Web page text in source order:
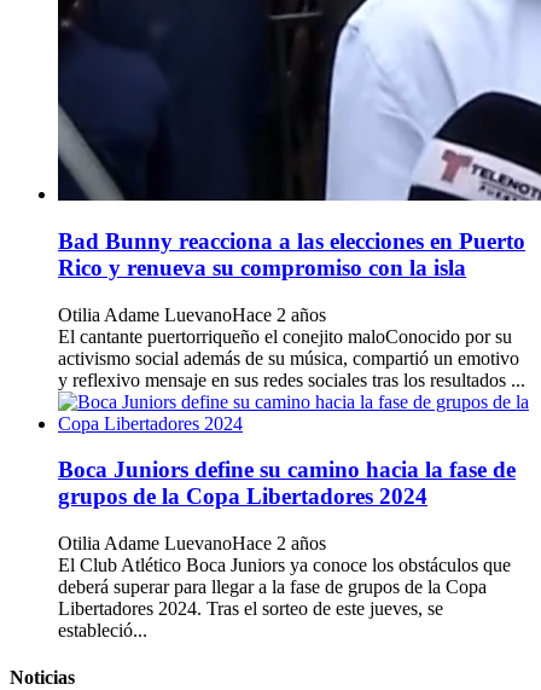
Bad Bunny reacciona a las elecciones en Puerto
Rico y renueva su compromiso con la isla
Otilia Adame LuevanoHace 2 años
El cantante puertorriqueño el conejito maloConocido por su
activismo social además de su música, compartió un emotivo
y reflexivo mensaje en sus redes sociales tras los resultados ...
Boca Juniors define su camino hacia la fase de
grupos de la Copa Libertadores 2024
Otilia Adame LuevanoHace 2 años
El Club Atlético Boca Juniors ya conoce los obstáculos que
deberá superar para llegar a la fase de grupos de la Copa
Libertadores 2024. Tras el sorteo de este jueves, se
estableció...
Noticias